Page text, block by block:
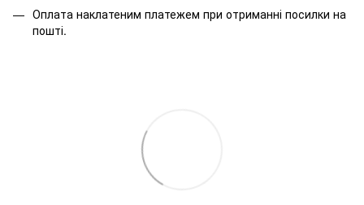
Оплата наклатеним платежем при отриманні посилки на
пошті.